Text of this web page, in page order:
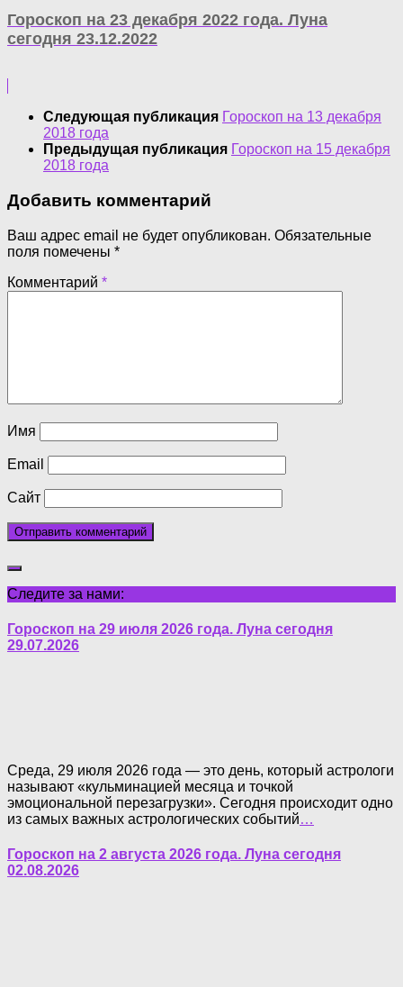
Гороскоп на 23 декабря 2022 года. Луна
сегодня 23.12.2022
Следующая публикация Гороскоп на 13 декабря
2018 года
Предыдущая публикация Гороскоп на 15 декабря
2018 года
Добавить комментарий
Ваш адрес email не будет опубликован. Обязательные
поля помечены *
Комментарий *
Имя
Email
Сайт
Следите за нами:
Гороскоп на 29 июля 2026 года. Луна сегодня
29.07.2026
Среда, 29 июля 2026 года — это день, который астрологи
называют «кульминацией месяца и точкой
эмоциональной перезагрузки». Сегодня происходит одно
из самых важных астрологических событий…
Гороскоп на 2 августа 2026 года. Луна сегодня
02.08.2026